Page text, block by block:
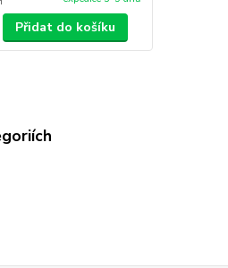
Přidat do košíku